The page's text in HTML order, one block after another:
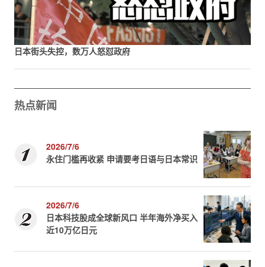
日本街头失控，数万人怒怼政府
热点新闻
2026/7/6
永住门槛再收紧 申请要考日语与日本常识
2026/7/6
日本科技股成全球新风口 半年海外净买入
近10万亿日元